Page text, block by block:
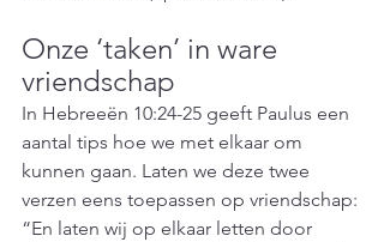
Onze ‘taken’ in ware
vriendschap
In Hebreeën 10:24-25 geeft Paulus een
aantal tips hoe we met elkaar om
kunnen gaan. Laten we deze twee
verzen eens toepassen op vriendschap:
“En laten wij op elkaar letten door